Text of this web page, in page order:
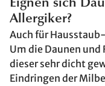
Eignen sich
Allergiker?
Auch für
Um die Daunen und
dieser sehr dicht
Eindringen der